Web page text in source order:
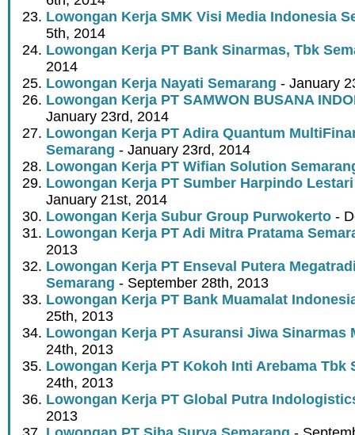
Lowongan Kerja SMK Visi Media Indonesia
5th, 2014
Lowongan Kerja PT Bank Sinarmas, Tbk
2014
Lowongan Kerja Nayati Semarang - January
Lowongan Kerja PT SAMWON BUSANA
January 23rd, 2014
Lowongan Kerja PT Adira Quantum
Semarang - January 23rd, 2014
Lowongan Kerja PT Wifian Solution
Lowongan Kerja PT Sumber Harpindo
January 21st, 2014
Lowongan Kerja Subur Group Purwokerto -
Lowongan Kerja PT Adi Mitra Pratama
2013
Lowongan Kerja PT Enseval Putera
Semarang - September 28th, 2013
Lowongan Kerja PT Bank Muamalat
25th, 2013
Lowongan Kerja PT Asuransi Jiwa Sinarmas
24th, 2013
Lowongan Kerja PT Kokoh Inti Arebama Tbk
24th, 2013
Lowongan Kerja PT Global Putra
2013